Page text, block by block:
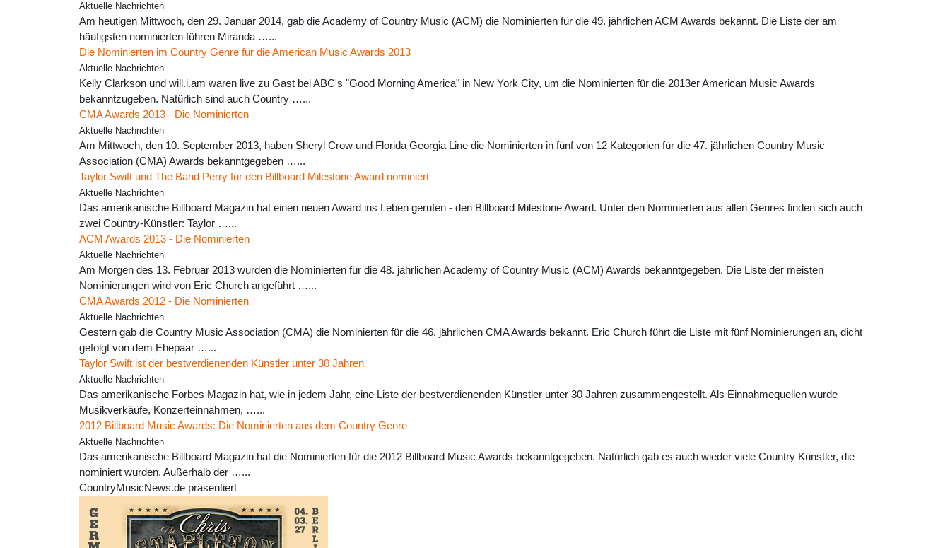
Aktuelle Nachrichten
Am heutigen Mittwoch, den 29. Januar 2014, gab die Academy of Country Music (ACM) die Nominierten für die 49. jährlichen ACM Awards bekannt. Die Liste der am
häufigsten nominierten führen Miranda …...
Die Nominierten im Country Genre für die American Music Awards 2013
Aktuelle Nachrichten
Kelly Clarkson und will.i.am waren live zu Gast bei ABC's "Good Morning America" in New York City, um die Nominierten für die 2013er American Music Awards
bekanntzugeben. Natürlich sind auch Country …...
CMA Awards 2013 - Die Nominierten
Aktuelle Nachrichten
Am Mittwoch, den 10. September 2013, haben Sheryl Crow und Florida Georgia Line die Nominierten in fünf von 12 Kategorien für die 47. jährlichen Country Music
Association (CMA) Awards bekanntgegeben …...
Taylor Swift und The Band Perry für den Billboard Milestone Award nominiert
Aktuelle Nachrichten
Das amerikanische Billboard Magazin hat einen neuen Award ins Leben gerufen - den Billboard Milestone Award. Unter den Nominierten aus allen Genres finden sich auch
zwei Country-Künstler: Taylor …...
ACM Awards 2013 - Die Nominierten
Aktuelle Nachrichten
Am Morgen des 13. Februar 2013 wurden die Nominierten für die 48. jährlichen Academy of Country Music (ACM) Awards bekanntgegeben. Die Liste der meisten
Nominierungen wird von Eric Church angeführt …...
CMA Awards 2012 - Die Nominierten
Aktuelle Nachrichten
Gestern gab die Country Music Association (CMA) die Nominierten für die 46. jährlichen CMA Awards bekannt. Eric Church führt die Liste mit fünf Nominierungen an, dicht
gefolgt von dem Ehepaar …...
Taylor Swift ist der bestverdienenden Künstler unter 30 Jahren
Aktuelle Nachrichten
Das amerikanische Forbes Magazin hat, wie in jedem Jahr, eine Liste der bestverdienenden Künstler unter 30 Jahren zusammengestellt. Als Einnahmequellen wurde
Musikverkäufe, Konzerteinnahmen, …...
2012 Billboard Music Awards: Die Nominierten aus dem Country Genre
Aktuelle Nachrichten
Das amerikanische Billboard Magazin hat die Nominierten für die 2012 Billboard Music Awards bekanntgegeben. Natürlich gab es auch wieder viele Country Künstler, die
nominiert wurden. Außerhalb der …...
CountryMusicNews.de präsentiert